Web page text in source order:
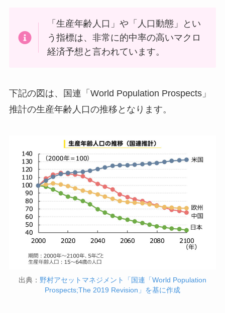
「生産年齢人口」や「人口動態」とい
う指標は、非常に的中率の高いマクロ
経済予想と言われています。
下記の図は、国連「World Population Prospects」
推計の生産年齢人口の推移となります。
出典： 野村アセットマネジメント「国連「World Population
Prospects;The 2019 Revision」を基に作成